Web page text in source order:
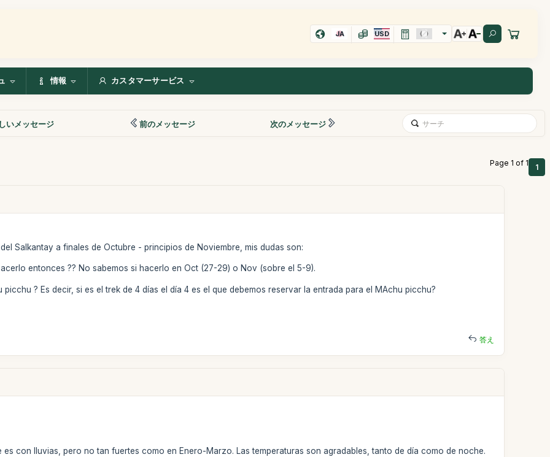
JA USD
情報 カスタマーサービス
いメッセージ 前のメッセージ 次のメッセージ
Page 1 of 1 1
Salkantay a finales de Octubre - principios de Noviembre, mis dudas son:
entonces ?? No sabemos si hacerlo en Oct (27-29) o Nov (sobre el 5-9).
picchu ? Es decir, si es el trek de 4 días el día 4 es el que debemos reservar la entrada para el MAchu picchu?
答え
es con lluvias, pero no tan fuertes como en Enero-Marzo. Las temperaturas son agradables, tanto de día como de noche.